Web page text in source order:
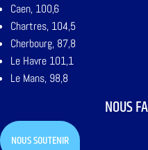
Caen, 100,6
Chartres, 104,5
Cherbourg, 87,8
Le Havre 101,1
Le Mans, 98,8
NOUS
NOUS SOUTENIR